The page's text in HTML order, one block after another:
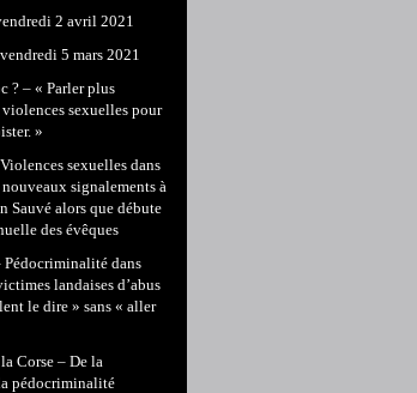
2 avril 2021
5 mars 2021
? – « Parler plus
sexuelles pour
»
sexuelles dans
signalements à
Sauvé alors que débute
des évêques
Pédocriminalité dans
landaises d’abus
le dire » sans « aller
Corse – De la
pédocriminalité